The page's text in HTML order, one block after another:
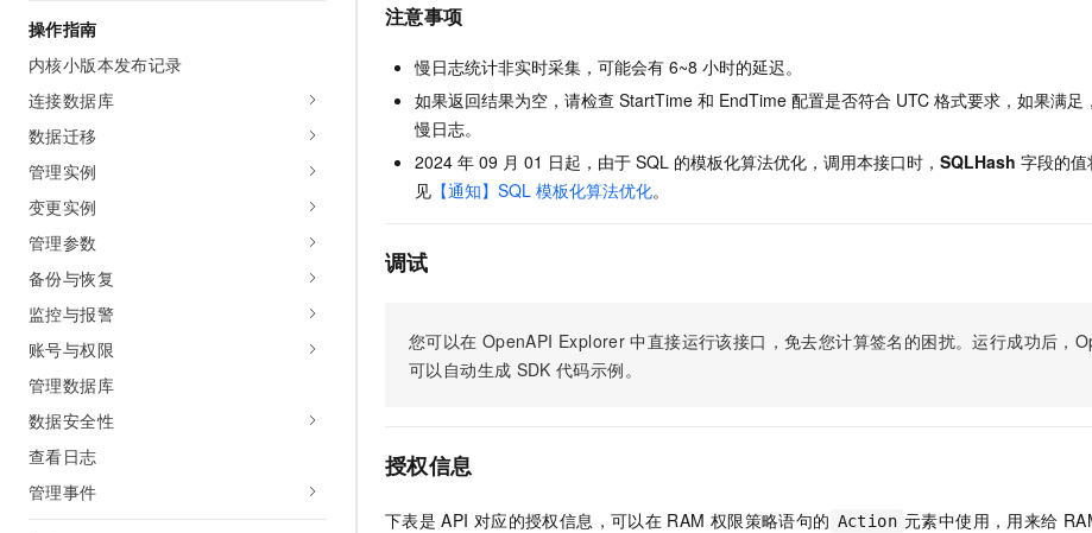
操作指南
内核小版本发布记录
连接数据库
数据迁移
管理实例
变更实例
管理参数
备份与恢复
监控与报警
账号与权限
管理数据库
数据安全性
查看日志
管理事件
注意事项
慢日志统计非实时采集，可能会有 6~8 小时的延迟。
如果返回结果为空，请检查 StartTime 和 EndTime 配置是否符合 UTC 格式要求，如果满足
慢日志。
2024 年 09 月 01 日起，由于 SQL 的模板化算法优化，调用本接口时， SQLHash 字段的
见 【通知】SQL 模板化算法优化。
调试
您可以在 OpenAPI Explorer 中直接运行该接口，免去您计算签名的困扰。运行成功后，
可以自动生成 SDK 代码示例。
授权信息
下表是 API 对应的授权信息，可以在 RAM 权限策略语句的 Action 元素中使用，用来给
Happy 系列大模型
大模型解决方案
快速部署 Dify，高效搭建 AI 应用
10 分钟在聊天系统中增加一个 AI 助手 超强辅助，
域名与网站
终端用户计算
Serverless
开发工具
迁移与运维管理
专有云